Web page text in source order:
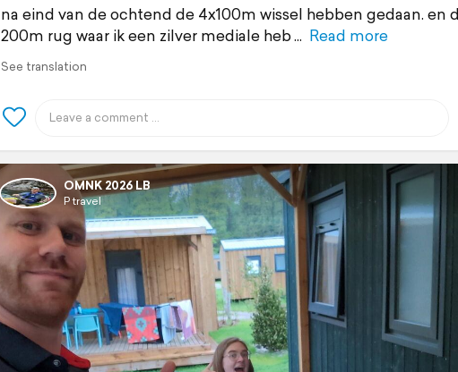
na eind van de ochtend de 4x100m wissel hebben gedaan. en
200m rug waar ik een zilver mediale heb
Read more
See translation
OMNK 2026 LB
P travel